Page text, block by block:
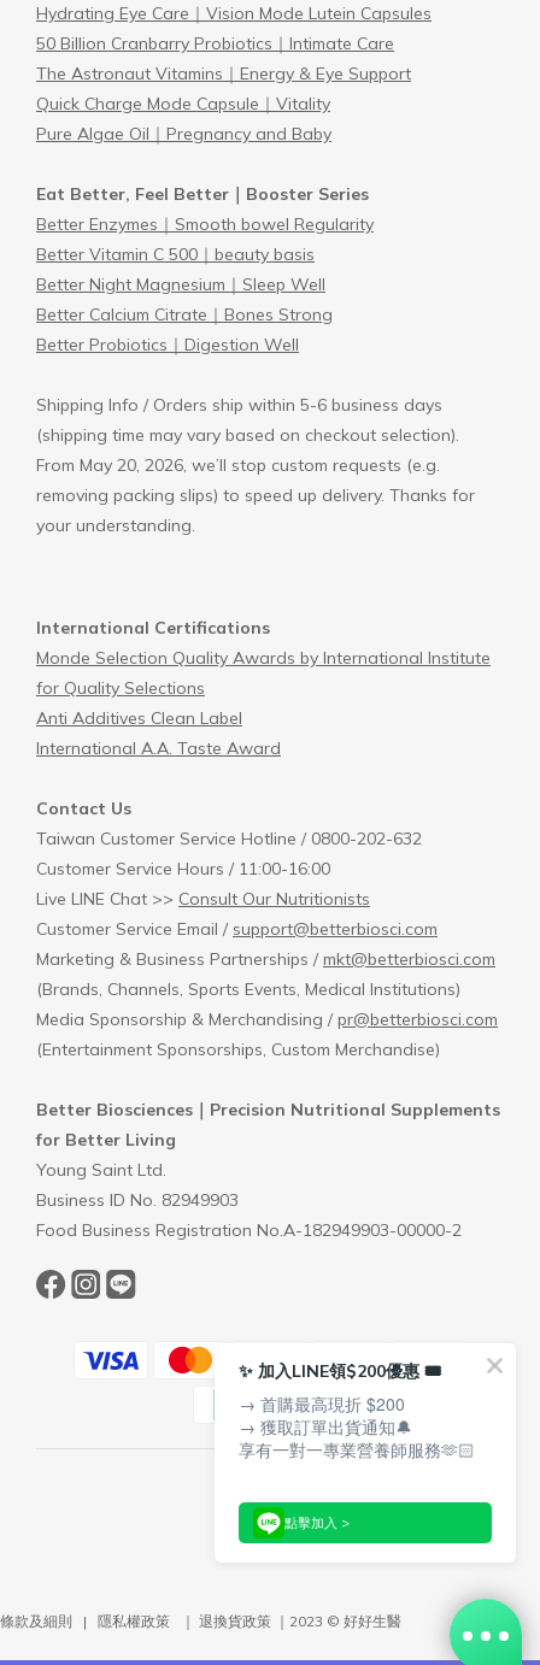
Hydrating Eye Care｜Vision Mode Lutein Capsules
50 Billion Cranbarry Probiotics｜Intimate Care
The Astronaut Vitamins｜Energy & Eye Support
Quick Charge Mode Capsule｜Vitality
Pure Algae Oil｜Pregnancy and Baby
Eat Better, Feel Better｜Booster Series
Better Enzymes｜Smooth bowel Regularity
Better Vitamin C 500｜beauty basis
Better Night Magnesium｜Sleep Well
Better Calcium Citrate｜Bones Strong
Better Probiotics｜Digestion Well
Shipping Info / Orders ship within 5-6 business days
(shipping time may vary based on checkout selection).
From May 20, 2026, we’ll stop custom requests (e.g.
removing packing slips) to speed up delivery. Thanks for
your understanding.
International Certifications
Monde Selection Quality Awards by International Institute
for Quality Selections
Anti Additives Clean Label
International A.A. Taste Award
Contact Us
Taiwan Customer Service Hotline / 0800-202-632
Customer Service Hours / 11:00-16:00
Live LINE Chat >> Consult Our Nutritionists
Customer Service Email / support@betterbiosci.com
Marketing & Business Partnerships / mkt@betterbiosci.com
(Brands, Channels, Sports Events, Medical Institutions)
Media Sponsorship & Merchandising / pr@betterbiosci.com
(Entertainment Sponsorships, Custom Merchandise)
Better Biosciences｜Precision Nutritional Supplements
for Better Living
Young Saint Ltd.
Business ID No. 82949903
Food Business Registration No.A-182949903-00000-2
TWD
條款及細則 | 隱私權政策 ｜ 退換貨政策 ｜2023 © 好好生醫
✨ 加入LINE領$200優惠 🎟️
→ 首購最高現折 $200
→ 獲取訂單出貨通知🔔
享有一對一專業營養師服務🫶🏻
點擊加入 >